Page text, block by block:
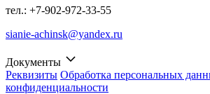
тел.: +7-902-972-33-55
sianie-achinsk@yandex.ru
Документы
Реквизиты Обработка персональных
конфиденциальности